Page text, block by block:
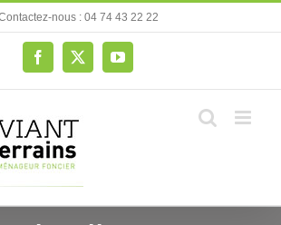
nous : 04 74 43 22 22
Facebook
X YouTube